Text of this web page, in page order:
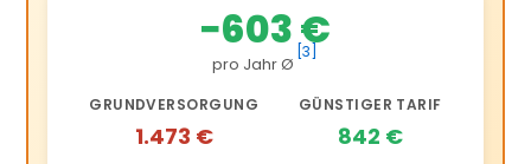
−603 €
pro Jahr Ø
[3]
GRUNDVERSORGUNG
1.473 €
GÜNSTIGER TARIF
842 €